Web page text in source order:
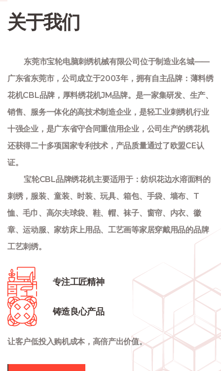
关于我们
东莞市宝轮电脑刺绣机械有限公司位于制造业名城——
广东省东莞市，公司成立于2003年，拥有自主品牌：薄料绣
花机CBL品牌，厚料绣花机JM品牌。是一家集研发、生产、
销售、服务一体化的高技术制造企业，是轻工业刺绣机行业
十强企业，是广东省守合同重信用企业，公司生产的绣花机
还获得二十多项国家专利技术，产品质量通过了欧盟CE认
证。
宝轮CBL品牌绣花机主要适用于：纺织花边水溶面料的
刺绣，服装、童装、时装、玩具、箱包、手袋、墙布、T
恤、毛巾、高尔夫球袋、鞋、帽、袜子、窗帘、内衣、徽
章、运动服、家纺床上用品、工艺画等家居穿戴用品的品牌
工艺刺绣。
专注工匠精神
铸造良心产品
让客户低投入购机成本，高倍产出价值。